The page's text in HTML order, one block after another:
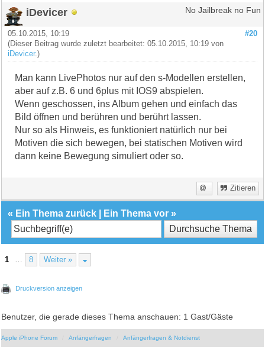
iDevicer No Jailbreak no Fun
#20
05.10.2015, 10:19
(Dieser Beitrag wurde zuletzt bearbeitet: 05.10.2015, 10:19 von
iDevicer.)
Man kann LivePhotos nur auf den s-Modellen erstellen,
aber auf z.B. 6 und 6plus mit IOS9 abspielen.
Wenn geschossen, ins Album gehen und einfach das
Bild öffnen und berühren und berührt lassen.
Nur so als Hinweis, es funktioniert natürlich nur bei
Motiven die sich bewegen, bei statischen Motiven wird
dann keine Bewegung simuliert oder so.
Zitieren
« Ein Thema zurück Ein Thema vor »
1 8 Weiter »
Druckversion anzeigen
Benutzer, die gerade dieses Thema anschauen: 1 Gast/Gäste
Apple iPhone Forum Anfängerfragen Anfängerfragen & Notdienst